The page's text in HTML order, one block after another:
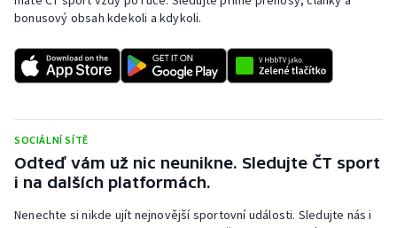
Short track
Sportovní střelba
Stolní tenis
Triatlon
bonusový obsah kdekoli a kdykoli.
SOCIÁLNÍ SÍTĚ
Odteď vám už nic neunikne. Sledujte ČT sport
i na dalších platformách.
Nenechte si nikde ujít nejnovější sportovní události. Sledujte nás i